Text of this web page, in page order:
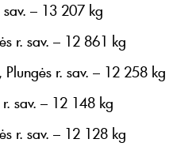
sav. – 13 207 kg
r. sav. – 12 861 kg
r. sav. – 12 258 kg
sav. – 12 148 kg
r. sav. – 12 128 kg